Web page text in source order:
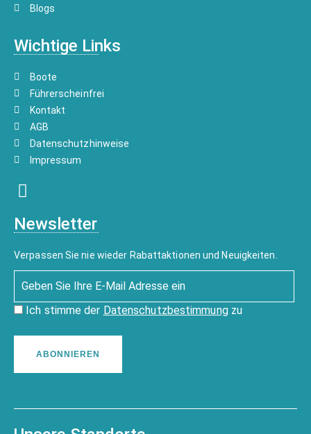
Blogs
Wichtige Links
Boote
Führerscheinfrei
Kontakt
AGB
Datenschutzhinweise
Impressum
Newsletter
Verpassen Sie nie wieder Rabattaktionen und Neuigkeiten.
Ich stimme der Datenschutzbestimmungzu
ABONNIEREN